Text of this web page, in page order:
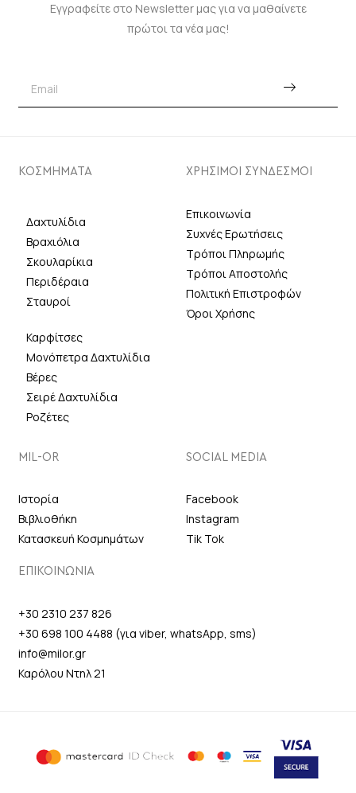
Εγγραφείτε στο Newsletter μας για να μαθαίνετε
πρώτοι τα νέα μας!
ΚΟΣΜΗΜΑΤΑ
Δαχτυλίδια
Βραχιόλια
Σκουλαρίκια
Περιδέραια
Σταυροί
Καρφίτσες
Μονόπετρα Δαχτυλίδια
Βέρες
Σειρέ Δαχτυλίδια
Ροζέτες
ΧΡΗΣΙΜΟΙ ΣΥΝΔΕΣΜΟΙ
Επικοινωνία
Συχνές Ερωτήσεις
Τρόποι Πληρωμής
Τρόποι Αποστολής
Πολιτική Επιστροφών
Όροι Χρήσης
MIL-OR
Ιστορία
Βιβλιοθήκη
Κατασκευή Κοσμημάτων
SOCIAL MEDIA
Facebook
Instagram
Tik Tok
ΕΠΙΚΟΙΝΩΝΙΑ
+30 2310 237 826
+30 698 100 4488 (για viber, whatsApp, sms)
info@milor.gr
Καρόλου Ντηλ 21